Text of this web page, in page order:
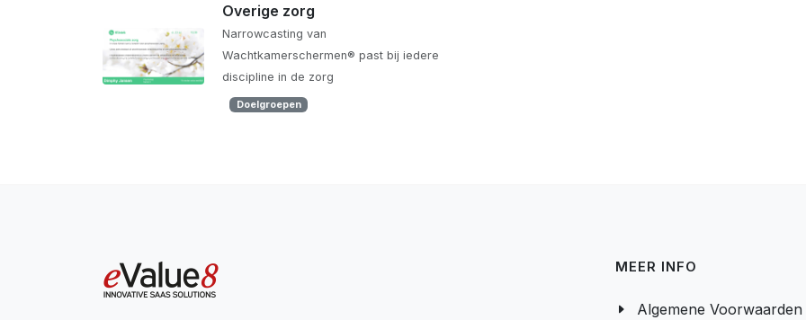
Overige zorg
Narrowcasting van
Wachtkamerschermen® past bij iedere
discipline in de zorg
Doelgroepen
MEER INFO
Algemene Voorwaarden